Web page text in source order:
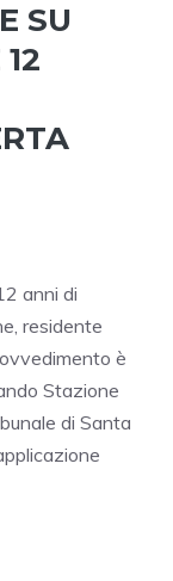
SU
anni di
residente
è
Stazione
di Santa